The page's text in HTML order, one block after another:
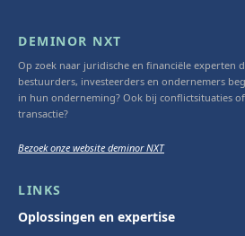
DEMINOR NXT
Op zoek naar juridische en financiële experten
bestuurders, investeerders en ondernemers
in hun onderneming? Ook bij conflictsituaties
transactie?
Bezoek onze website deminor NXT
LINKS
Oplossingen en expertise